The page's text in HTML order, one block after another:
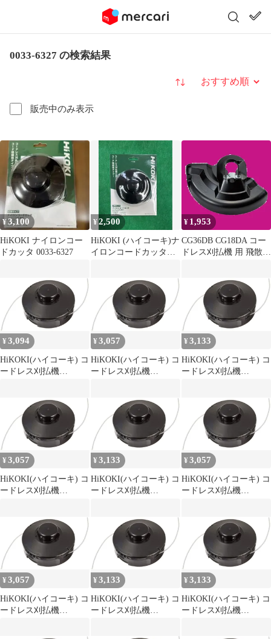
0033-6327 の検索結果
販売中のみ表示
並び替え
¥3,100
HiKOKI ナイロンコー
ドカッタ 0033-6327
¥2,500
HiKOKI (ハイコーキ)ナ
イロンコードカッタ
¥ 1,953
CG36DB CG18DA コー
ドレス刈払機 用 飛散防
¥3,094
HiKOKI(ハイコーキ) コ
ードレス刈払機
コードカッタ(M10)
0033-6327 0
¥3,057
HiKOKI(ハイコーキ) コ
ードレス刈払機
コードカッタ(M10)
0033-6327 1
¥3,133
HiKOKI(ハイコーキ) コ
ードレス刈払機
コードカッタ(M10)
0033-6327 0
¥3,057
HiKOKI(ハイコーキ) コ
ードレス刈払機
コードカッタ(M10)
0033-6327 0
¥3,133
HiKOKI(ハイコーキ) コ
ードレス刈払機
コードカッタ(M10)
0033-6327 1
¥3,057
HiKOKI(ハイコーキ) コ
ードレス刈払機
コードカッタ(M10)
0033-6327 1
¥3,057
HiKOKI(ハイコーキ) コ
ードレス刈払機
¥3,133
HiKOKI(ハイコーキ) コ
ードレス刈払機
¥3,133
HiKOKI(ハイコーキ) コ
ードレス刈払機